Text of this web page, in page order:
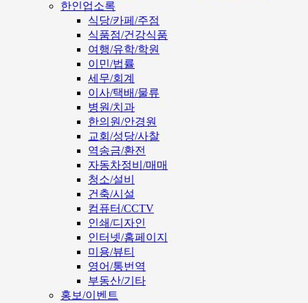
한인업소록
식당/카페/주점
식품점/건강식품
여행/유학/학원
이민/법률
세무/회계
이사/택배/물류
병원/치과
한의원/안경원
교회/성당/사찰
역송금/환전
자동차정비/매매
청소/설비
건축/시설
컴퓨터/CCTV
인쇄/디자인
인터넷/홈페이지
미용/뷰티
영어/통번역
부동산/기타
홍보/이벤트